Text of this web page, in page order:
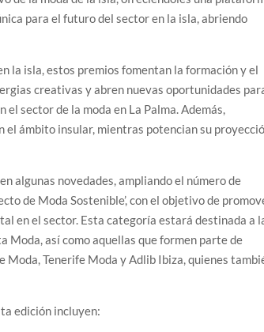
para el futuro del sector en la isla, abriendo
la isla, estos premios fomentan la formación y el
creativas y abren nuevas oportunidades
sector de la moda en La Palma. Además,
ámbito insular, mientras potencian su
algunas novedades, ampliando el número de
de Moda Sostenible’, con el objetivo de
en el sector. Esta categoría estará destinada a
Moda, así como aquellas que formen parte de
Moda, Tenerife Moda y Adlib Ibiza, quienes
edición incluyen: